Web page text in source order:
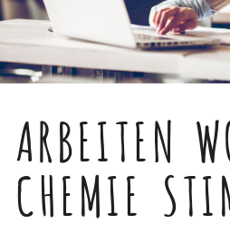
ARBEITEN
CHEMIE